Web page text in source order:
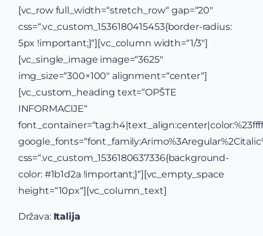
[vc_row full_width=“stretch_row“ gap=“20″
css=“.vc_custom_1536180415453{border-radius:
5px !important;}“][vc_column width=“1/3″]
[vc_single_image image=“3625″
img_size=“300×100″ alignment=“center“]
[vc_custom_heading text=“OPŠTE
INFORMACIJE“
css=“.vc_custom_1536180637336{background-
color: #1b1d2a !important;}“][vc_empty_space
height=“10px“][vc_column_text]
Država: Italija